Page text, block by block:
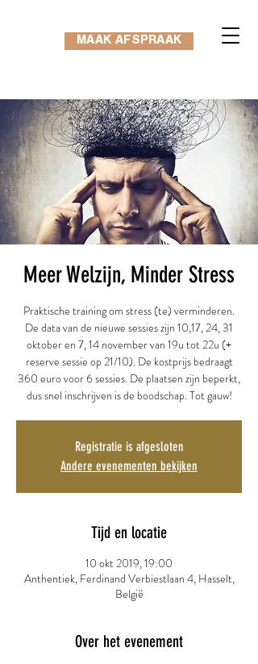
MAAK AFSPRAAK
Meer Welzijn, Minder Stress
Praktische training om stress (te) verminderen.
De data van de nieuwe sessies zijn 10,17, 24, 31
oktober en 7, 14 november van 19u tot 22u (+
reserve sessie op 21/10). De kostprijs bedraagt
360 euro voor 6 sessies. De plaatsen zijn beperkt,
dus snel inschrijven is de boodschap. Tot gauw!
Registratie is afgesloten
Andere evenementen bekijken
Tijd en locatie
10 okt 2019, 19:00
Anthentiek, Ferdinand Verbiestlaan 4, Hasselt,
België
Over het evenement